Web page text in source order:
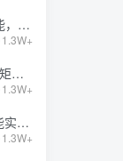
1.3W+
）
1.3W+
*IP
1.3W+
1.3W+
）
1.3W+
*IP
1.3W+